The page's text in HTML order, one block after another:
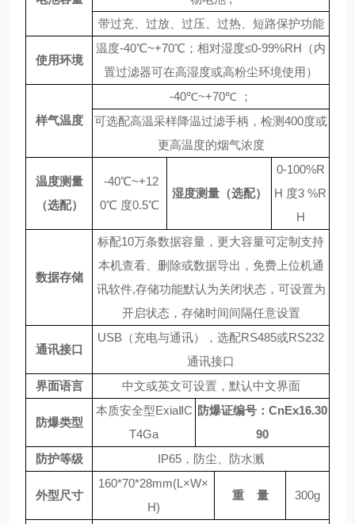
带过充、过放、过压、过热、短路保护功能
使用环境
温度-40℃~+70℃；相对湿度≤0-99%RH（内
置过滤器可在高湿度或高粉尘环境使用）
样气温度
-40℃~+70℃ ；
可选配高温采样降温过滤手柄，检测400度或
更高温度的烟气浓度
温度测量
（选配）
-40℃~+12
0℃ 度0.5℃
湿度测量（选配）
0-100%R
H 度3 %R
H
数据存储
标配10万条数据容量，更大容量可定制支持
本机查看、删除或数据导出，免费上位机通
讯软件,存储功能默认为关闭状态，可设置为
开启状态，存储时间间隔任意设置
通讯接口
USB （充电与通讯），选配RS485或RS232
通讯接口
界面语言
中文或英文可设置，默认中文界面
防爆类型
本质安全型ExiaⅡC
T4Ga
防爆证编号：CnEx16.30
90
防护等级
IP65，防尘、防水溅
外型尺寸
160*70*28mm(L ×W×
H)
重 量 300g